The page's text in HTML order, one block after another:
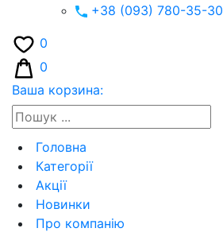
+38 (093) 780-35-30
0
0
Ваша корзина:
Головна
Категорії
Акції
Новинки
Про компанію